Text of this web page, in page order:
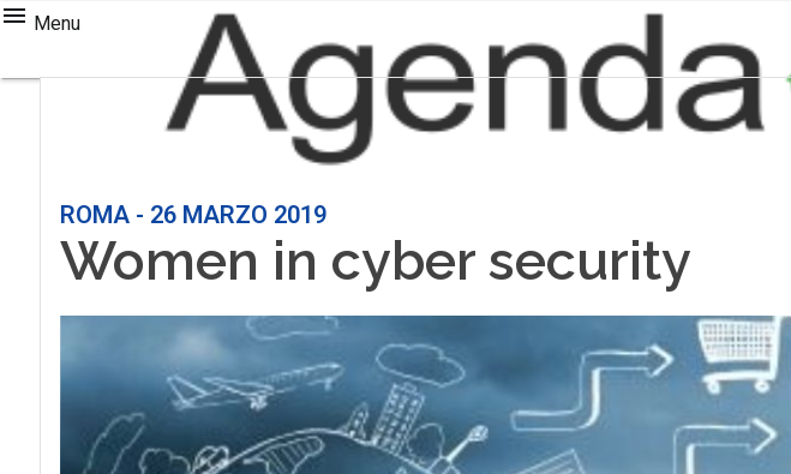
Menu
ROMA - 26 MARZO 2019
Women in cyber security